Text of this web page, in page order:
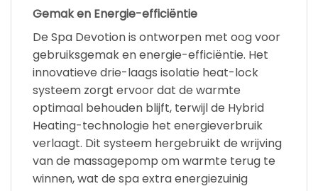
Gemak en Energie-efficiëntie
De Spa Devotion is ontworpen met oog voor
gebruiksgemak en energie-efficiëntie. Het
innovatieve drie-laags isolatie heat-lock
systeem zorgt ervoor dat de warmte
optimaal behouden blijft, terwijl de Hybrid
Heating-technologie het energieverbruik
verlaagt. Dit systeem hergebruikt de wrijving
van de massagepomp om warmte terug te
winnen, wat de spa extra energiezuinig